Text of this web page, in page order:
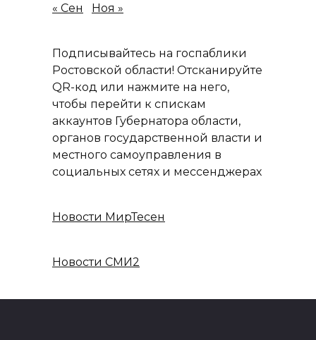
« Сен Ноя »
Подписывайтесь на госпаблики
Ростовской области! Отсканируйте
QR-код или нажмите на него,
чтобы перейти к спискам
аккаунтов Губернатора области,
органов государственной власти и
местного самоуправления в
социальных сетях и мессенджерах
Новости МирТесен
Новости СМИ2